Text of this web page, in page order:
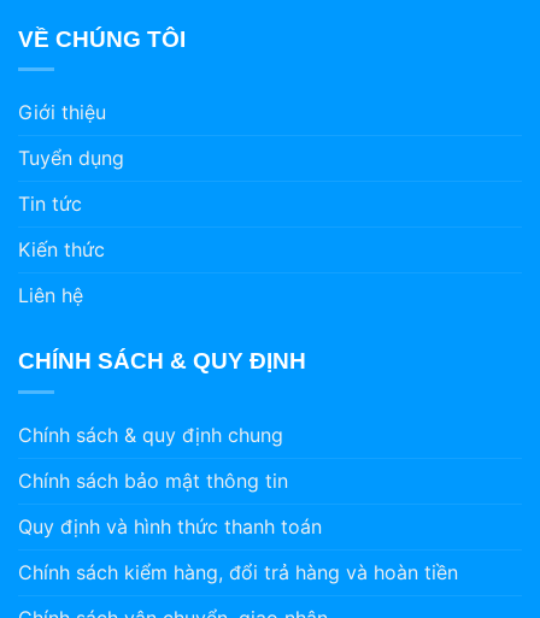
VỀ CHÚNG TÔI
Giới thiệu
Tuyển dụng
Tin tức
Kiến thức
Liên hệ
CHÍNH SÁCH & QUY ĐỊNH
Chính sách & quy định chung
Chính sách bảo mật thông tin
Quy định và hình thức thanh toán
Chính sách kiểm hàng, đổi trả hàng và hoàn tiền